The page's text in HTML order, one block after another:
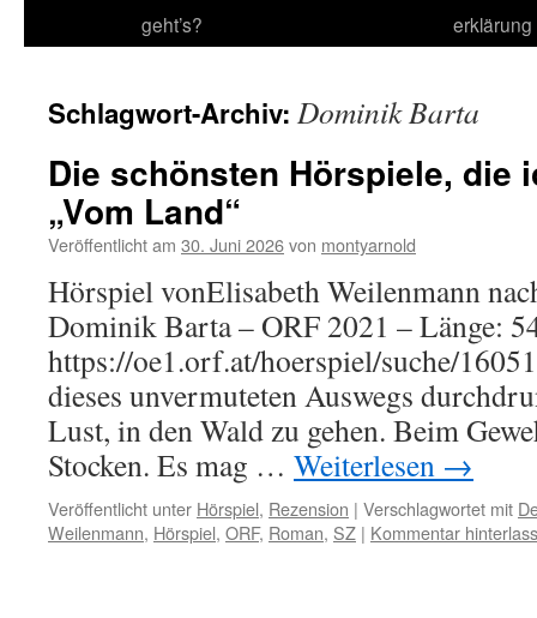
geht’s?
erklärung
Schlagwort-Archiv: Dominik Barta
Die schönsten Hörspiele, die
„Vom Land“
Veröffentlicht am 30. Juni 2026von montyarnold
Hörspiel vonElisabeth Weilenmann
Dominik Barta – ORF 2021 – Länge:
https://oe1.orf.at/hoerspiel/suche/
dieses unvermuteten Auswegs
Lust, in den Wald zu gehen. Beim
Stocken. Es mag … Weiterlesen →
Veröffentlicht unter Hörspiel, Rezension | Verschlagwortet mit
Weilenmann, Hörspiel, ORF, Roman, SZ | Kommentar